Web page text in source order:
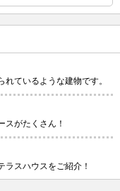
ているような建物です。
スがたくさん！
ラスハウスをご紹介！